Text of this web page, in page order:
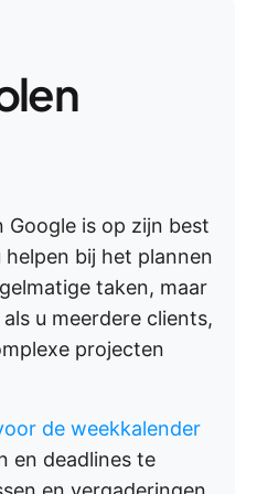
Google is op zijn best
bij het plannen
taken, maar
u meerdere clients,
projecten
de weekkalender
en deadlines te